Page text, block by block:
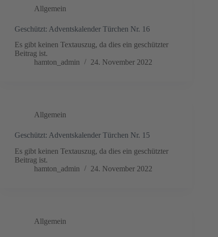
Allgemein
Geschützt: Adventskalender Türchen Nr. 16
Es gibt keinen Textauszug, da dies ein geschützter
Beitrag ist.
hamton_admin
24. November 2022
Allgemein
Geschützt: Adventskalender Türchen Nr. 15
Es gibt keinen Textauszug, da dies ein geschützter
Beitrag ist.
hamton_admin
24. November 2022
Allgemein